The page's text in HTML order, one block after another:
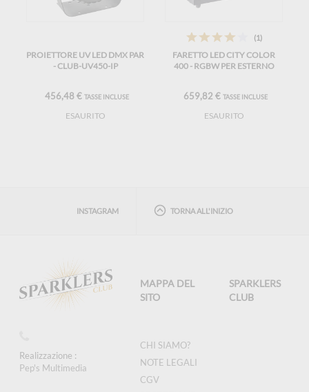
PROIETTORE UV LED DMX PAR
- CLUB-UV450-IP
456,48 € TASSE INCLUSE
ESAURITO
(1)
FARETTO LED CITY COLOR
400 - RGBW PER ESTERNO
659,82 € TASSE INCLUSE
ESAURITO
INSTAGRAM TORNA ALL'INIZIO
Realizzazione :
Pep's Multimedia
MAPPA DEL
SITO
CHI SIAMO?
NOTE LEGALI
CGV
SPARKLERS
CLUB